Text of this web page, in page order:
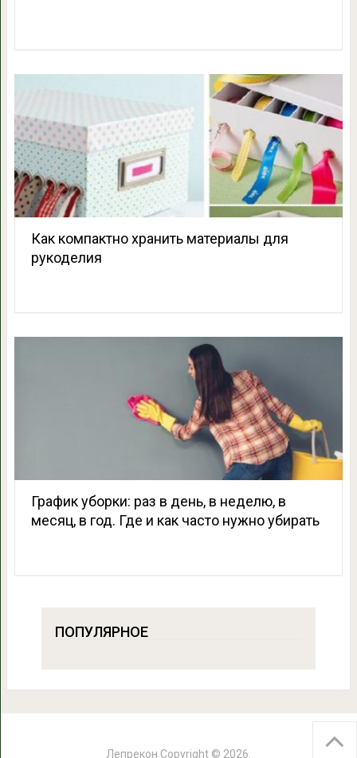
Как компактно хранить материалы для
рукоделия
График уборки: раз в день, в неделю, в
месяц, в год. Где и как часто нужно убирать
ПОПУЛЯРНОЕ
Лепрекон Copyright © 2026.